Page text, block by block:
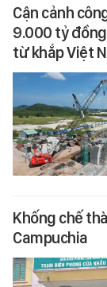
Cận cảnh
9.000 tỷ đồng
từ khắp Việt
Khống chế
Campuchia